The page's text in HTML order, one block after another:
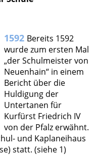
1592 Bereits 1592
wurde zum ersten Mal
„der Schulmeister von
Neuenhain“ in einem
Bericht über die
Huldigung der
Untertanen für
Kurfürst Friedrich IV
von der Pfalz erwähnt.
und Kaplaneihaus
statt. (siehe 1)